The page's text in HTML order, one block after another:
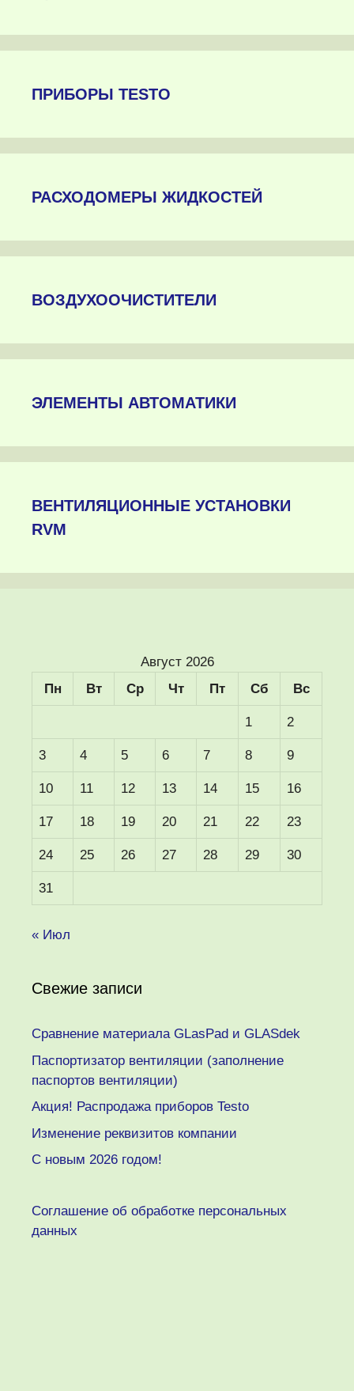
ПРИБОРЫ TESTO
РАСХОДОМЕРЫ ЖИДКОСТЕЙ
ВОЗДУХООЧИСТИТЕЛИ
ЭЛЕМЕНТЫ АВТОМАТИКИ
ВЕНТИЛЯЦИОННЫЕ УСТАНОВКИ
RVM
Август 2026
Пн
Вт Ср Чт Пт Сб Вс
1 2
3 4 5 6 7 8 9
10 11 12 13 14 15 16
17 18 19 20 21 22 23
24 25 26 27 28 29 30
31
« Июл
Свежие записи
Сравнение материала GLasPad и GLASdek
Паспортизатор вентиляции (заполнение
паспортов вентиляции)
Акция! Распродажа приборов Testo
Изменение реквизитов компании
C новым 2026 годом!
Соглашение об обработке персональных
данных